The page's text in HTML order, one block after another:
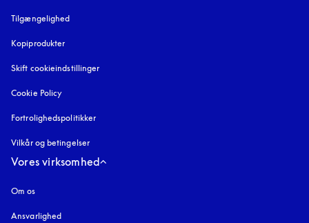
Tilgængelighed
Kopiprodukter
Skift cookieindstillinger
Cookie Policy
Fortrolighedspolitikker
Vilkår og betingelser
Vores virksomhed
Om os
Ansvarlighed